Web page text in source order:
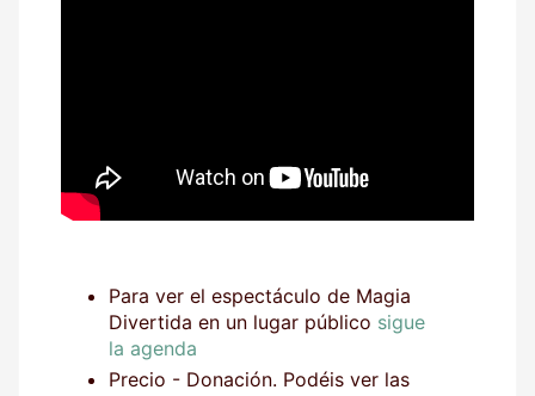
Para ver el espectáculo de Magia
Divertida en un lugar público sigue
la agenda
Precio - Donación. Podéis ver las